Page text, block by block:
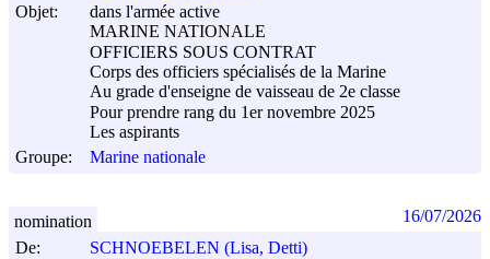
Objet:
dans l'armée active
MARINE NATIONALE
OFFICIERS SOUS CONTRAT
Corps des officiers spécialisés de la Marine
Au grade d'enseigne de vaisseau de 2e classe
Pour prendre rang du 1er novembre 2025
Les aspirants
Groupe:
Marine nationale
De:
SCHNOEBELEN (Lisa, Detti)
nomination 16/07/2026